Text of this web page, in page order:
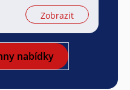
Zobrazit
nabídky